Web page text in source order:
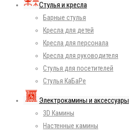
Стулья и кресла
Барные стулья
Кресла для детей
Кресла для персонала
Кресла для руководителя
Стулья для посетителей
Стулья КаБаРе
Электрокамины и аксессуары
3D Камины
Настенные камины